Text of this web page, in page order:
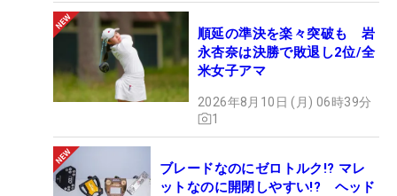
順延の準決を楽々突破も 岩
永杏奈は決勝で敗退し2位/全
米女子アマ
2026年8月10日 (月) 06時39分
1
ブレードなのにゼロトルク!? マレ
ットなのに開閉しやすい!? ヘッド